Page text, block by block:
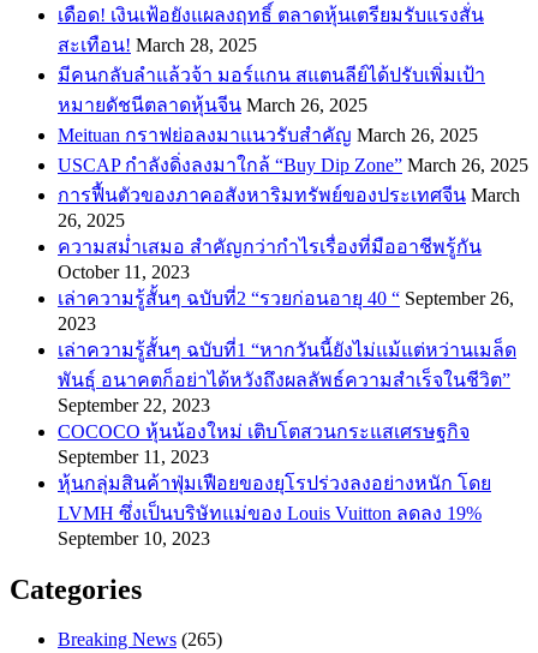
เดือด! เงินเฟ้อยังแผลงฤทธิ์ ตลาดหุ้นเตรียมรับแรงสั่น
สะเทือน! March 28, 2025
​มีคนกลับลำแล้วจ้า มอร์แกน สแตนลีย์ได้ปรับเพิ่มเป้า
หมายดัชนีตลาดหุ้นจีน March 26, 2025
Meituan กราฟย่อลงมาแนวรับสำคัญ March 26, 2025
USCAP กำลังดิ่งลงมาใกล้ “Buy Dip Zone” March 26, 2025
การฟื้นตัวของภาคอสังหาริมทรัพย์ของประเทศจีน March
26, 2025
ความสม่ำเสมอ สำคัญกว่ากำไรเรื่องที่มืออาชีพรู้กัน
October 11, 2023
เล่าความรู้สั้นๆ ฉบับที่2 “รวยก่อนอายุ 40 “ September 26,
2023
เล่าความรู้สั้นๆ ฉบับที่1 “หากวันนี้ยังไม่แม้แต่หว่านเมล็ด
พันธ์ุ อนาคตก็อย่าได้หวังถึงผลลัพธ์ความสำเร็จในชีวิต”
September 22, 2023
COCOCO หุ้นน้องใหม่ เติบโตสวนกระแสเศรษฐกิจ
September 11, 2023
หุ้นกลุ่มสินค้าฟุ่มเฟือยของยุโรปร่วงลงอย่างหนัก โดย
LVMH ซึ่งเป็นบริษัทแม่ของ Louis Vuitton ลดลง 19%
September 10, 2023
Categories
Breaking News (265)